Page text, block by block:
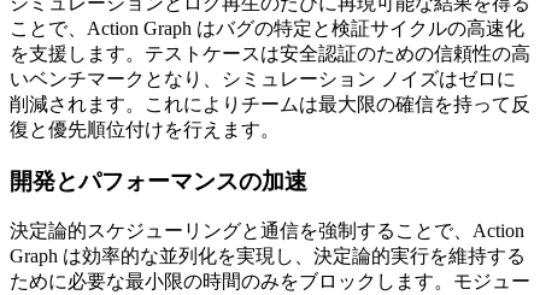
ことで、Action Graph はバグの特定と検証サイクルの高速化
を支援します。テストケースは安全認証のための信頼性の高
いベンチマークとなり、シミュレーション ノイズはゼロに
削減されます。これによりチームは最大限の確信を持って反
復と優先順位付けを行えます。
開発とパフォーマンスの加速
決定論的スケジューリングと通信を強制することで、Action
Graph は効率的な並列化を実現し、決定論的実行を維持する
ために必要な最小限の時間のみをブロックします。モジュー